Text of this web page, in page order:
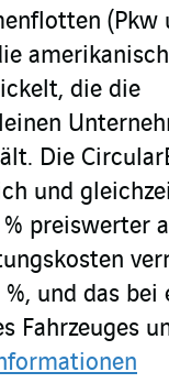
(Pkw
die die
Die
und
preiswerter
und das bei
Fahrzeuges